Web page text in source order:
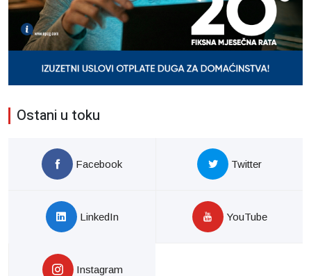
Ostani u toku
Facebook Twitter
LinkedIn YouTube
Instagram